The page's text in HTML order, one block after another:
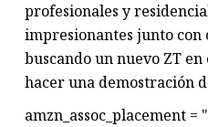
profesionales y
impresionantes junto con
buscando un nuevo ZT
hacer una demostración
amzn_assoc_placement